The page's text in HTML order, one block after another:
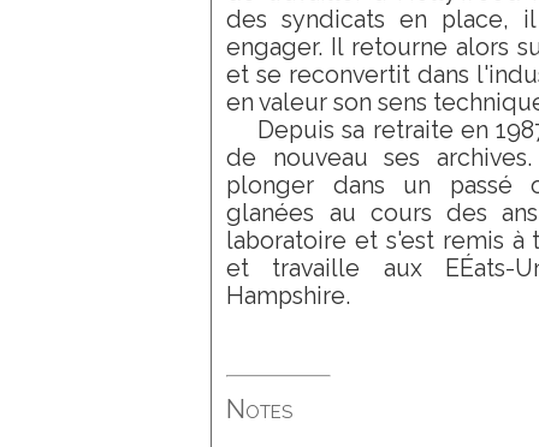
des syndicats en place,
engager. Il retourne alors
et se reconvertit dans
en valeur son sens
Depuis sa retraite en
de nouveau ses
plonger dans un passé
glanées au cours des
laboratoire et s'est remis à
et travaille aux EÉats-
Hampshire.
Notes